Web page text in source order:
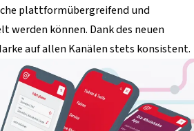
plattformübergreifend und
werden können. Dank des neuen
auf allen Kanälen stets konsistent.